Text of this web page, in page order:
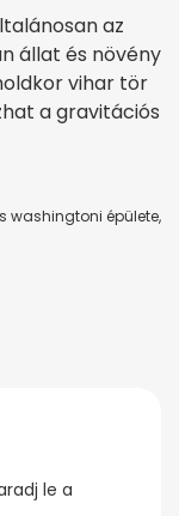
az
állat és növény
vihar tör
a gravitációs
washingtoni épülete,
le a